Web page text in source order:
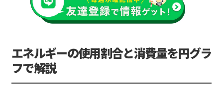
エネルギーの使用割合と消費量を円グラ
フで解説